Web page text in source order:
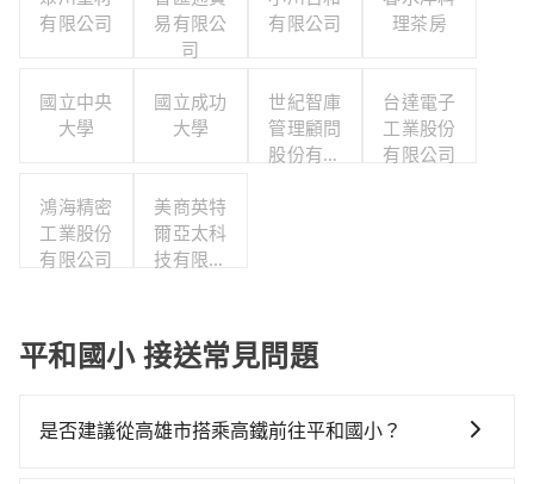
有限公司
易有限公
司
有限公司
理茶房
國立中央
大學
國立成功
大學
世紀智庫
管理顧問
股份有限
台達電子
工業股份
有限公司
鴻海精密
工業股份
有限公司
美商英特
爾亞太科
技有限公
平和國小 接送常見問題
是否建議從高雄市搭乘高鐵前往平和國小？